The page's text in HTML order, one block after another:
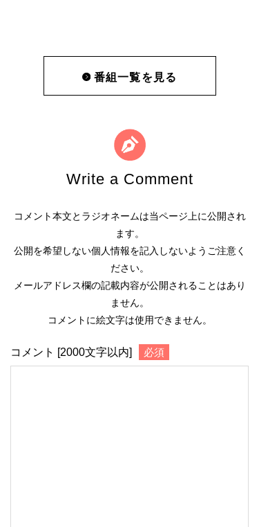
番組一覧を見る
Write a Comment
コメント本文とラジオネームは当ページ上に公開され
ます。
公開を希望しない個人情報を記入しないようご注意く
ださい。
メールアドレス欄の記載内容が公開されることはあり
ません。
コメントに絵文字は使用できません。
コメント [2000文字以内] 必須